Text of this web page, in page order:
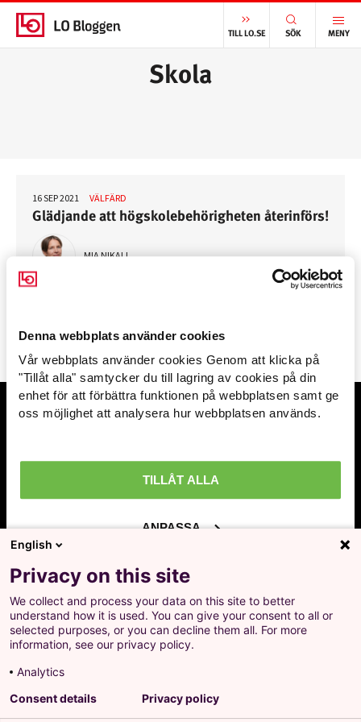
Denna webbplats använder cookies
Vår webbplats använder cookies Genom att klicka på
"Tillåt alla" samtycker du till lagring av cookies på din
enhet för att förbättra funktionen på webbplatsen samt ge
oss möjlighet att analysera hur webbplatsen används.
TILLÅT ALLA
ANPASSA
TILL LO.SE SÖK MENY
Arbetsmarknad »
Avtal löner & arbetsrätt »
Internationellt »
Välfärd »
Distriktsbloggare »
START/
Skola
16 SEP 2021 VÄLFÄRD
Glädjande att högskolebehörigheten återinförs!
MIA NIKALI
TILL TOPPEN AV SIDAN
Ange din mailadress och få en notifikation när
nya inlägg publiceras.
Ja, jag godkänner att LO behandlar mina
personuppgifter i enlighet med Integritets- och
personuppgiftspolicyn för LO.se.
Landsorganisationen i Sverige
Barnhusgatan 18 • 105 53 Stockholm
+
Prenumerera på inlägg
Ange din mailadress och få en notifikation när nya
English
Privacy on this site
We collect and process your data on this site to better
understand how it is used. You can give your consent to all or
selected purposes, or you can decline them all. For more
information, see our privacy policy.
Analytics
Consent details
Privacy policy